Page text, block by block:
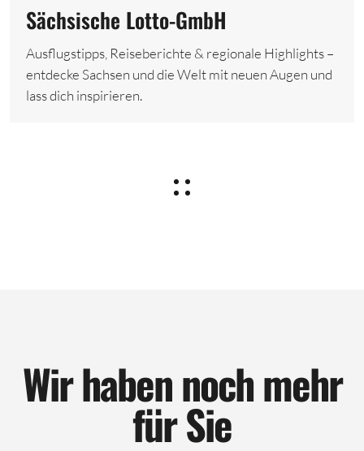
Sächsische Lotto-GmbH
Ausflugstipps, Reiseberichte & regionale Highlights –
entdecke Sachsen und die Welt mit neuen Augen und
lass dich inspirieren.
Wir haben noch mehr
für Sie